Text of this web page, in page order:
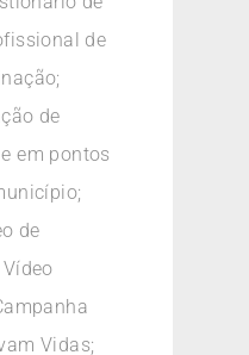
de
de
em pontos
de
Vidas;